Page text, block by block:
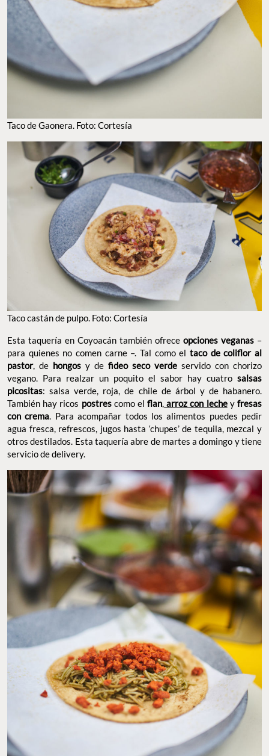
Taco de Gaonera. Foto: Cortesía
Taco castán de pulpo. Foto: Cortesía
Esta taquería en Coyoacán también ofrece opciones veganas –
para quienes no comen carne –. Tal como el taco de coliflor al
pastor, de hongos y de fideo seco verde servido con chorizo
vegano. Para realzar un poquito el sabor hay cuatro salsas
picositas: salsa verde, roja, de chile de árbol y de habanero.
También hay ricos postres como elflan, arroz con lecheyfresas
con crema. Para acompañar todos los alimentos puedes pedir
agua fresca, refrescos, jugos hasta ‘chupes’ de tequila, mezcal y
otros destilados. Esta taquería abre de martes a domingo y tiene
servicio de delivery.